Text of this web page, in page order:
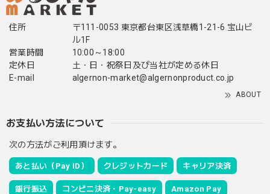
住所
〒111-0053 東京都台東区浅草橋1-21-6 宝山ビ
ル1F
営業時間
10:00～18:00
定休日
土・日・祝祭日及び当社が定める休日
E-mail
algernon-market@algernonproduct.co.jp
ABOUT
お支払い方法について
次の方法がご利用頂けます。
あと払い（Pay ID） クレジットカード キャリア決済
銀行振込 コンビニ決済・Pay-easy Amazon Pay